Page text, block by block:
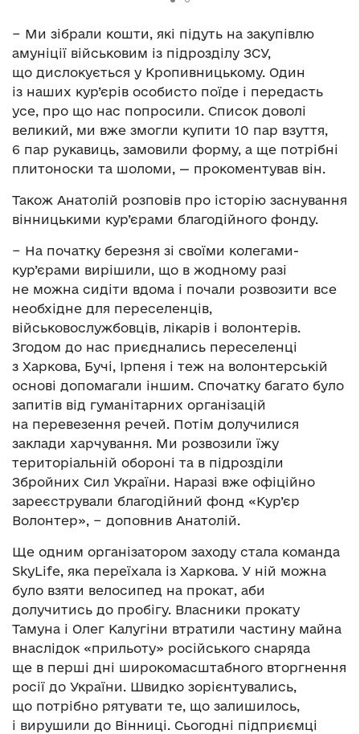
− Ми зібрали кошти, які підуть на закупівлю
амуніції військовим із підрозділу ЗСУ,
що дислокується у Кропивницькому. Один
із наших кур’єрів особисто поїде і передасть
усе, про що нас попросили. Список доволі
великий, ми вже змогли купити 10 пар взуття,
6 пар рукавиць, замовили форму, а ще потрібні
плитоноски та шоломи, — прокоментував він.
Також Анатолій розповів про історію заснування
вінницькими кур’єрами благодійного фонду.
− На початку березня зі своїми колегами-
кур’єрами вирішили, що в жодному разі
не можна сидіти вдома і почали розвозити все
необхідне для переселенців,
військовослужбовців, лікарів і волонтерів.
Згодом до нас приєднались переселенці
з Харкова, Бучі, Ірпеня і теж на волонтерській
основі допомагали іншим. Спочатку багато було
запитів від гуманітарних організацій
на перевезення речей. Потім долучилися
заклади харчування. Ми розвозили їжу
територіальній обороні та в підрозділи
Збройних Сил України. Наразі вже офіційно
зареєстрували благодійний фонд «Кур’єр
Волонтер», − доповнив Анатолій.
Ще одним організатором заходу стала команда
SkyLife, яка переїхала із Харкова. У ній можна
було взяти велосипед на прокат, аби
долучитись до пробігу. Власники прокату
Тамуна і Олег Калугіни втратили частину майна
внаслідок «прильоту» російського снаряда
ще в перші дні широкомасштабного вторгнення
росії до України. Швидко зорієнтувались,
що потрібно рятувати те, що залишилось,
і вирушили до Вінниці. Сьогодні підприємці